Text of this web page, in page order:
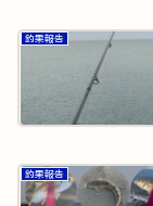
釣果報告
釣果報告